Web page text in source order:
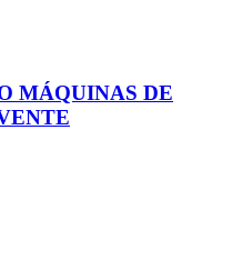
MÁQUINAS DE